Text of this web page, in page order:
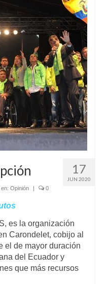
17
JUN 2020
Opinión | 0
es la organización
Carondelet, cobijo al
el de mayor duración
del Ecuador y
que más recursos